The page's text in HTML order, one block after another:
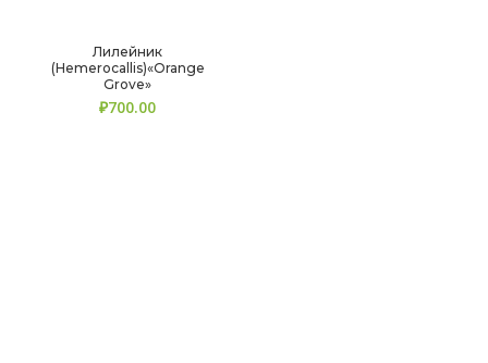
Лилейник
(Hemerocallis)«Orange
Grove»
₽